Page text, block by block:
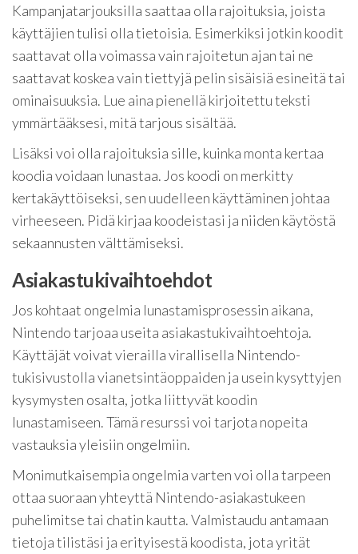
Kampanjatarjouksilla saattaa olla rajoituksia, joista
käyttäjien tulisi olla tietoisia. Esimerkiksi jotkin koodit
saattavat olla voimassa vain rajoitetun ajan tai ne
saattavat koskea vain tiettyjä pelin sisäisiä esineitä tai
ominaisuuksia. Lue aina pienellä kirjoitettu teksti
ymmärtääksesi, mitä tarjous sisältää.
Lisäksi voi olla rajoituksia sille, kuinka monta kertaa
koodia voidaan lunastaa. Jos koodi on merkitty
kertakäyttöiseksi, sen uudelleen käyttäminen johtaa
virheeseen. Pidä kirjaa koodeistasi ja niiden käytöstä
sekaannusten välttämiseksi.
Asiakastukivaihtoehdot
Jos kohtaat ongelmia lunastamisprosessin aikana,
Nintendo tarjoaa useita asiakastukivaihtoehtoja.
Käyttäjät voivat vierailla virallisella Nintendo-
tukisivustolla vianetsintäoppaiden ja usein kysyttyjen
kysymysten osalta, jotka liittyvät koodin
lunastamiseen. Tämä resurssi voi tarjota nopeita
vastauksia yleisiin ongelmiin.
Monimutkaisempia ongelmia varten voi olla tarpeen
ottaa suoraan yhteyttä Nintendo-asiakastukeen
puhelimitse tai chatin kautta. Valmistaudu antamaan
tietoja tilistäsi ja erityisestä koodista, jota yrität